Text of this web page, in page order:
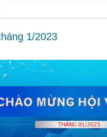
1/2023